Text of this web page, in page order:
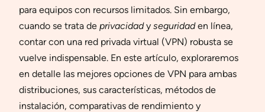
para equipos con recursos limitados. Sin embargo,
cuando se trata de privacidady seguridaden línea,
contar con una red privada virtual (VPN) robusta se
vuelve indispensable. En este artículo, exploraremos
en detalle las mejores opciones de VPN para ambas
distribuciones, sus características, métodos de
instalación, comparativas de rendimiento y